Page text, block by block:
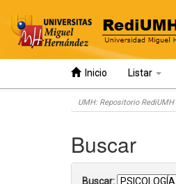
Inicio Listar
UMH: Repositorio RediUMH
Buscar
Buscar: